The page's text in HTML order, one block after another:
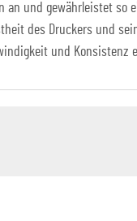
an und gewährleistet so
des Druckers und
und Konsistenz